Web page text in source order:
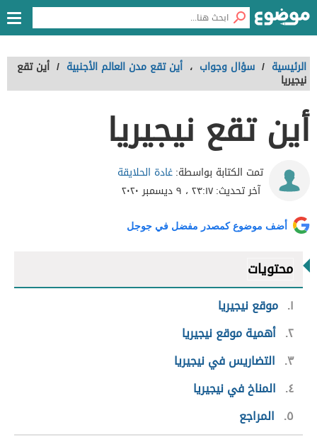
الرئيسية / سؤال وجواب ، أين تقع مدن العالم الأجنبية / أين تقع
نيجيريا
أين تقع نيجيريا
تمت الكتابة بواسطة:غادة الحلايقة
آخر تحديث:٢٣:١٧ ، ٩ ديسمبر ٢٠٢٠
أضف موضوع كمصدر مفضل في جوجل
محتويات
١ موقع نيجيريا
٢ أهمية موقع نيجيريا
٣
التضاريس في نيجيريا
٤
المناخ في نيجيريا
٥
المراجع